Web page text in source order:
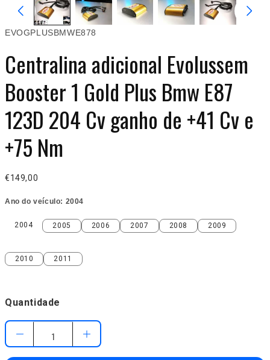
EVOGPLUSBMWE878
Centralina adicional Evolussem
Booster 1 Gold Plus Bmw E87
123D 204 Cv ganho de +41 Cv e
+75 Nm
€149,00
Ano do veículo: 2004
2004
2004 2005
2005 2006
2006 2007
2007 2008
2008 2009
2009
2010
2010 2011
2011
Quantidade